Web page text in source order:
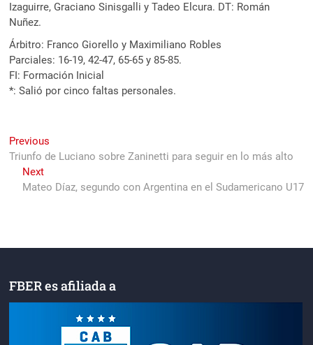
Izaguirre, Graciano Sinisgalli y Tadeo Elcura. DT: Román
Nuñez.
Árbitro: Franco Giorello y Maximiliano Robles
Parciales: 16-19, 42-47, 65-65 y 85-85.
FI: Formación Inicial
*: Salió por cinco faltas personales.
Navegación
de
entradas
Previous
post:
Triunfo de Luciano sobre Zaninetti para seguir en lo más alto
NextNext
post:
Mateo Díaz, segundo con Argentina en el Sudamericano U17
FBER es afiliada a